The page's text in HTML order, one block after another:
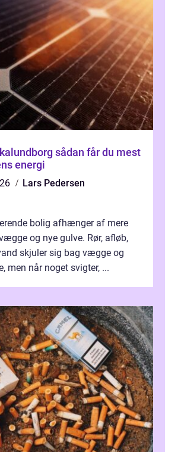
sådan får du mest
energi
Lars Pedersen
bolig afhænger af mere
og nye gulve. Rør, afløb,
skjuler sig bag vægge og
men når noget svigter, ...